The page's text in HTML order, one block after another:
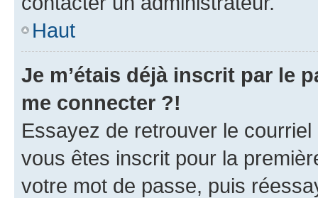
Haut
Je m’étais déjà inscrit par le
me connecter ?!
Essayez de retrouver le
vous êtes inscrit pour la
votre mot de passe, puis